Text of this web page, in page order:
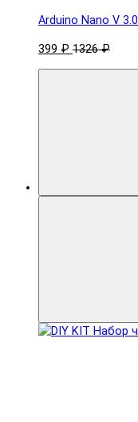
Arduino Nano V 3.0
399 ₽ 1326 ₽